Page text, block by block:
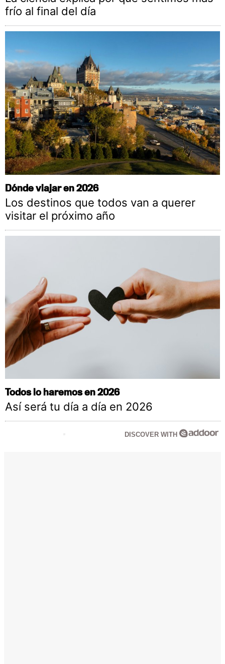
frío al final del día
Dónde viajar en 2026
Los destinos que todos van a querer
visitar el próximo año
Todos lo haremos en 2026
Así será tu día a día en 2026
DISCOVER WITH